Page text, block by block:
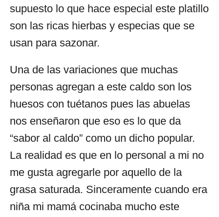
supuesto lo que hace especial este platillo
son las ricas hierbas y especias que se
usan para sazonar.
Una de las variaciones que muchas
personas agregan a este caldo son los
huesos con tuétanos pues las abuelas
nos enseñaron que eso es lo que da
“sabor al caldo” como un dicho popular.
La realidad es que en lo personal a mi no
me gusta agregarle por aquello de la
grasa saturada. Sinceramente cuando era
niña mi mamá cocinaba mucho este